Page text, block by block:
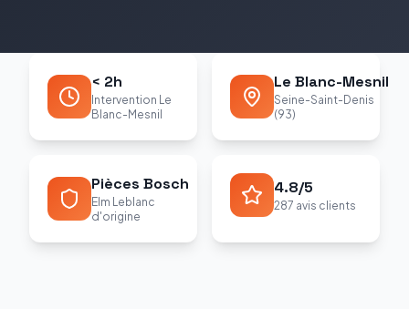
< 2h
Intervention Le
Blanc-Mesnil
Le Blanc-Mesnil
Seine-Saint-Denis
(93)
Pièces Bosch
Elm Leblanc
d'origine
4.8/5
287 avis clients